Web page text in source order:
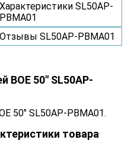
Характеристики SL50AP-
PBMA01
Отзывы SL50AP-PBMA01
50" SL50AP-
50" SL50AP-PBMA01.
товара